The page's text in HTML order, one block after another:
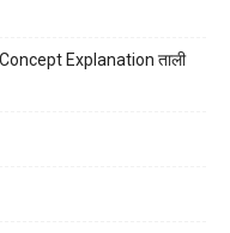
Explanation ताली